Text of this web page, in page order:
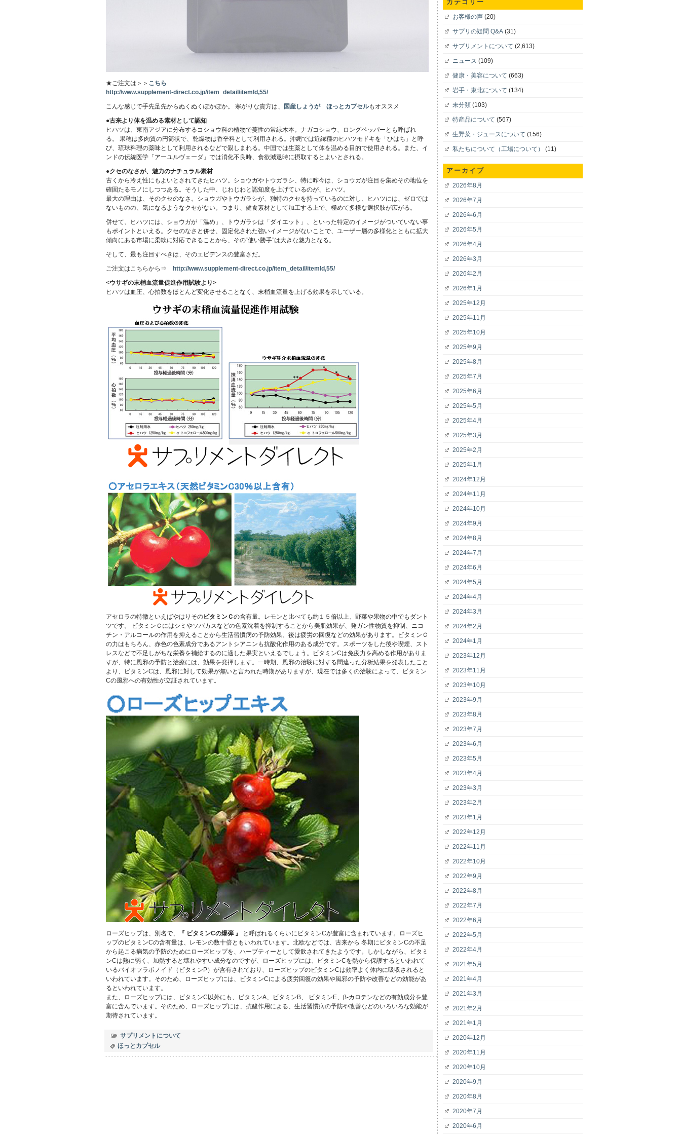
★ご注文は＞＞ こちら
http://www.supplement-direct.co.jp/item_detail/itemId,55/
こんな感じで手先足先からぬくぬくぽかぽか。 寒がりな貴方は、 国産しょうが ほっとカプセルもオススメ
●古来より体を温める素材として認知
ヒハツは、東南アジアに分布するコショウ科の植物で蔓性の常緑木本。ナガコショウ、ロングペッパーとも呼ばれ
る。 果穂は多肉質の円筒状で、乾燥物は香辛料として利用される。沖縄では近縁種のヒハツモドキを「ひはち」と呼
び、琉球料理の薬味として利用されるなどで親しまれる。中国では生薬として体を温める目的で使用される。また、イ
ンドの伝統医学「アーユルヴェーダ」では消化不良時、食欲減退時に摂取するとよいとされる。
●クセのなさが、魅力のナチュラル素材
古くから冷え性にもよいとされてきたヒハツ。ショウガやトウガラシ、特に昨今は、ショウガが注目を集めその地位を
確固たるモノにしつつある。そうした中、じわじわと認知度を上げているのが、ヒハツ。
最大の理由は、そのクセのなさ。ショウガやトウガラシが、独特のクセを持っているのに対し、ヒハツには、ゼロでは
ないものの、気になるようなクセがない。つまり、健食素材として加工する上で、極めて多様な選択肢が広がる。
併せて、ヒハツには、ショウガが「温め」、トウガラシは「ダイエット」、といった特定のイメージがついていない事
もポイントといえる。クセのなさと併せ、固定化された強いイメージがないことで、ユーザー層の多様化とともに拡大
傾向にある市場に柔軟に対応できることから、その“使い勝手”は大きな魅力となる。
そして、最も注目すべきは、そのエビデンスの豊富さだ。
ご注文はこちらから⇒ http://www.supplement-direct.co.jp/item_detail/itemId,55/
<ウサギの末梢血流量促進作用試験より>
ヒハツは血圧、心拍数をほとんど変化させることなく、末梢血流量を上げる効果を示している。
アセロラの特徴といえばやはりそのビタミンＣの含有量。レモンと比べても約１５倍以上、野菜や果物の中でもダント
ツです。 ビタミンＣにはシミやソバカスなどの色素沈着を抑制することから美肌効果が、発ガン性物質を抑制、ニコ
チン・アルコールの作用を抑えることから生活習慣病の予防効果、後は疲労の回復などの効果があります。ビタミンＣ
の力はもちろん、赤色の色素成分であるアントシアニンも抗酸化作用のある成分です。スポーツをした後や喫煙、スト
レスなどで不足しがちな栄養を補給するのに適した果実といえるでしょう。ビタミンCは免疫力を高める作用がありま
すが、特に風邪の予防と治療には、効果を発揮します。一時期、風邪の治験に対する間違った分析結果を発表したこと
より、ビタミンCは、風邪に対して効果が無いと言われた時期がありますが、現在では多くの治験によって、ビタミン
Cの風邪への有効性が立証されています。
ローズヒップは、別名で、 『 ビタミンCの爆弾 』
と呼ばれるくらいにビタミンCが豊富に含まれています。ローズヒ
ップのビタミンCの含有量は、レモンの数十倍ともいわれています。北欧などでは、古来から 冬期にビタミンCの不足
から起こる病気の予防のためにローズヒップを、ハーブティーとして愛飲されてきたようです。しかしながら、ビタミ
ンCは熱に弱く、加熱すると壊れやすい成分なのですが、ローズヒップには、ビタミンCを熱から保護するといわれて
いるバイオフラボノイド（ビタミンP）が含有されており、ローズヒップのビタミンCは効率よく体内に吸収されると
いわれています。そのため、ローズヒップには、ビタミンCによる疲労回復の効果や風邪の予防や改善などの効能があ
るといわれています。
また、ローズヒップには、ビタミンC以外にも、ビタミンA、ビタミンB、 ビタミンE、β-カロテンなどの有効成分を豊
富に含んでいます。そのため、ローズヒップには、抗酸作用による、生活習慣病の予防や改善などのいろいろな効能が
期待されています。
サプリメントについて
ほっとカプセル
カテゴリー
お客様の声 (20)
サプリの疑問 Q&A (31)
サプリメントについて (2,613)
ニュース (109)
健康・美容について (663)
岩手・東北について (134)
未分類 (103)
特産品について (567)
生野菜・ジュースについて (156)
私たちについて（工場について） (11)
アーカイブ
2026年8月
2026年7月
2026年6月
2026年5月
2026年4月
2026年3月
2026年2月
2026年1月
2025年12月
2025年11月
2025年10月
2025年9月
2025年8月
2025年7月
2025年6月
2025年5月
2025年4月
2025年3月
2025年2月
2025年1月
2024年12月
2024年11月
2024年10月
2024年9月
2024年8月
2024年7月
2024年6月
2024年5月
2024年4月
2024年3月
2024年2月
2024年1月
2023年12月
2023年11月
2023年10月
2023年9月
2023年8月
2023年7月
2023年6月
2023年5月
2023年4月
2023年3月
2023年2月
2023年1月
2022年12月
2022年11月
2022年10月
2022年9月
2022年8月
2022年7月
2022年6月
2022年5月
2022年4月
2021年5月
2021年4月
2021年3月
2021年2月
2021年1月
2020年12月
2020年11月
2020年10月
2020年9月
2020年8月
2020年7月
2020年6月